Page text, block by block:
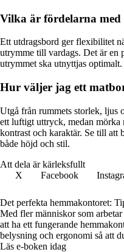
Vilka är fördelarna med
Ett utdragsbord ger flexibilitet
utrymme till vardags. Det är en
utrymmet ska utnyttjas optimalt.
Hur väljer jag ett
Utgå från rummets storlek, ljus
ett luftigt uttryck, medan mörka
kontrast och karaktär. Se till att
både höjd och stil.
Att dela är kärleksfullt
X
Facebook
Det perfekta hemmakontoret:
Med fler människor som
att ha ett fungerande
belysning och ergonomi så att
Läs e-boken idag